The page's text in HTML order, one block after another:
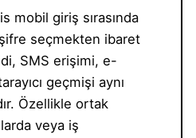
mobil giriş sırasında
seçmekten ibaret
SMS erişimi, e-
geçmişi aynı
Özellikle ortak
veya iş